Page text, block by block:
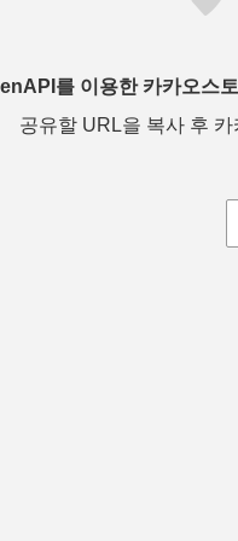
를 이용한 카카오스
공유할 URL을 복사 후